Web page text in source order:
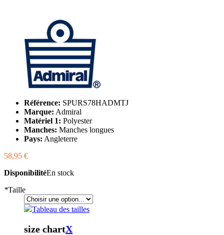
Référence: SPURS78HADMTJ
Marque: Admiral
Matériel 1: Polyester
Manches: Manches longues
Pays: Angleterre
58,95 €
DisponibilitéEn stock
*Taille
Tableau des tailles
size chartX